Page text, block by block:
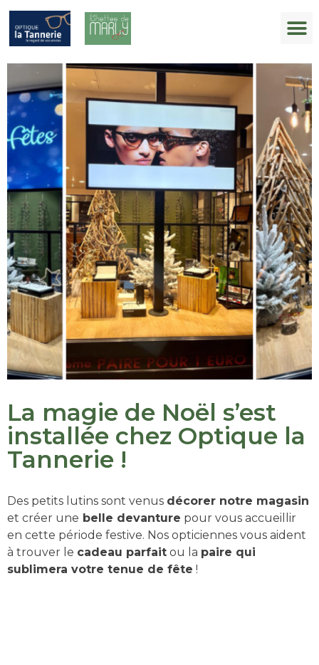
La magie de Noël s’est
installée chez Optique la
Tannerie !
Des petits lutins sont venus décorer notre magasin
et créer une belle devanture pour vous accueillir
en cette période festive. Nos opticiennes vous aident
à trouver le cadeau parfait ou la paire qui
sublimera votre tenue de fête !